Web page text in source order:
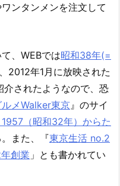
ンタンメンを注文して
、WEBでは昭和38年(=
2012年1月に放映された
されたようなので、恐
ルメWalker東京』のサイ
（昭和32年）からた
また、『東京生活 no.2
創業 」とも書かれてい